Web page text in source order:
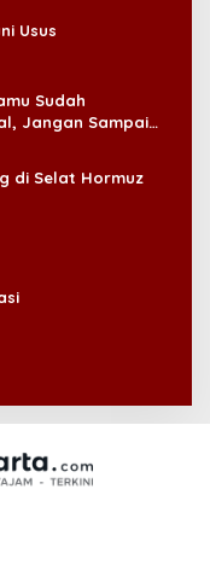
Usus
Sudah
Jangan Sampai
di Selat Hormuz